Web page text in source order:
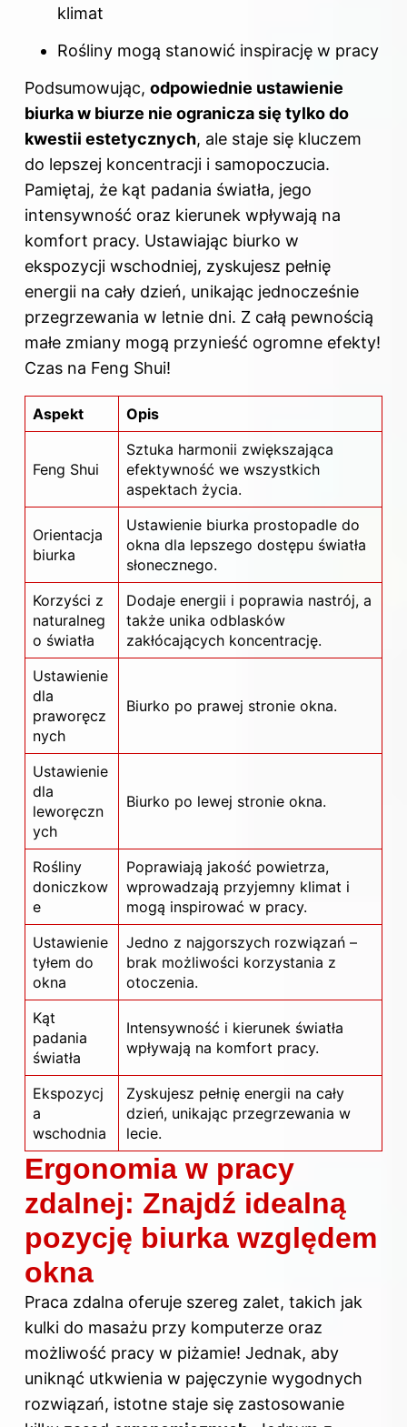
klimat
Rośliny mogą stanowić inspirację w pracy
Podsumowując, odpowiednie ustawienie
biurka w biurze nie ogranicza się tylko do
kwestii estetycznych, ale staje się kluczem
do lepszej koncentracji i samopoczucia.
Pamiętaj, że kąt padania światła, jego
intensywność oraz kierunek wpływają na
komfort pracy. Ustawiając biurko w
ekspozycji wschodniej, zyskujesz pełnię
energii na cały dzień, unikając jednocześnie
przegrzewania w letnie dni. Z całą pewnością
małe zmiany mogą przynieść ogromne efekty!
Czas na Feng Shui!
Aspekt Opis
Feng Shui
Sztuka harmonii zwiększająca
efektywność we wszystkich
aspektach życia.
Orientacja
biurka
Ustawienie biurka prostopadle do
okna dla lepszego dostępu światła
słonecznego.
Korzyści z
naturalneg
o światła
Dodaje energii i poprawia nastrój, a
także unika odblasków
zakłócających koncentrację.
Ustawienie
dla
praworęcz
nych
Biurko po prawej stronie okna.
Ustawienie
dla
leworęczn
ych
Biurko po lewej stronie okna.
Rośliny
doniczkow
e
Poprawiają jakość powietrza,
wprowadzają przyjemny klimat i
mogą inspirować w pracy.
Ustawienie
tyłem do
okna
Jedno z najgorszych rozwiązań –
brak możliwości korzystania z
otoczenia.
Kąt
padania
światła
Intensywność i kierunek światła
wpływają na komfort pracy.
Ekspozycj
a
wschodnia
Zyskujesz pełnię energii na cały
dzień, unikając przegrzewania w
lecie.
Ergonomia w pracy
zdalnej: Znajdź idealną
pozycję biurka względem
okna
Praca zdalna oferuje szereg zalet, takich jak
kulki do masażu przy komputerze oraz
możliwość pracy w piżamie! Jednak, aby
uniknąć utkwienia w pajęczynie wygodnych
rozwiązań, istotne staje się zastosowanie